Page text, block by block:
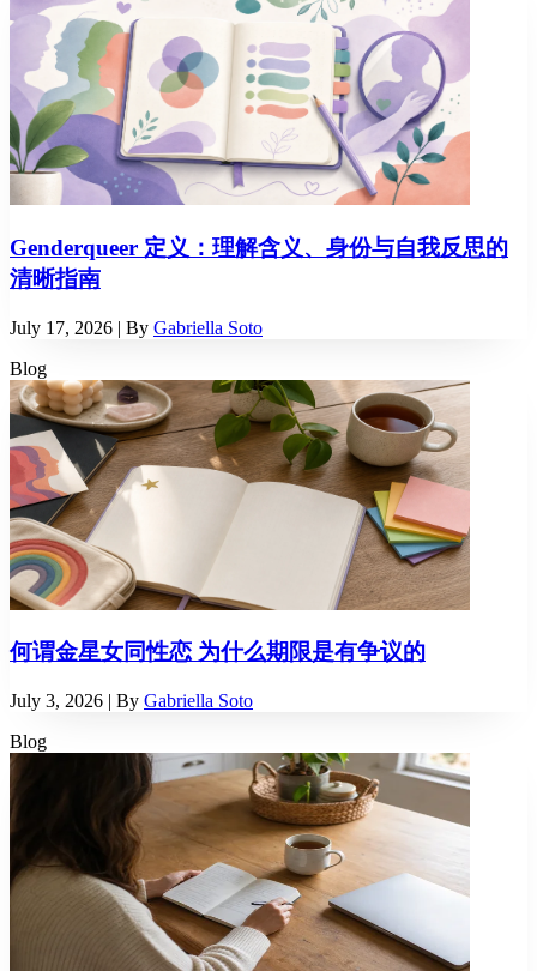
Genderqueer 定义：理解含义、身份与自我反思的
清晰指南
July 17, 2026 | By Gabriella Soto
Blog
何谓金星女同性恋 为什么期限是有争议的
July 3, 2026 | By Gabriella Soto
Blog